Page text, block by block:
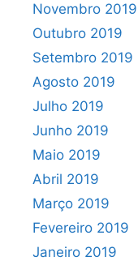
Novembro 2019
Outubro 2019
Setembro 2019
Agosto 2019
Julho 2019
Junho 2019
Maio 2019
Abril 2019
Março 2019
Fevereiro 2019
Janeiro 2019